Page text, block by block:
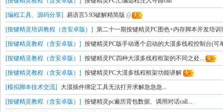
[编程工具、源码分享] 易语言5.93破解精简版
[按键精灵培训教程（含安卓版）] 第二十一期按键精灵PC图色+内存脚本开发培训
[按键精灵教程（含安卓版）] 按键精灵PC版手动逐个启动的大漠多线程控制台(可
[按键精灵教程（含安卓版）] 按键精灵PC四种大漠多线程框架的不同之处...
[按键精灵教程（含安卓版）] 按键精灵PC大漠多线程框架功能讲解
[模拟脚本技术交流] 大漠插件绑定工具无法打开求解急急急...
[按键精灵教程（含安卓版）] 按键精灵pc遍历背包数据、调用对话call...